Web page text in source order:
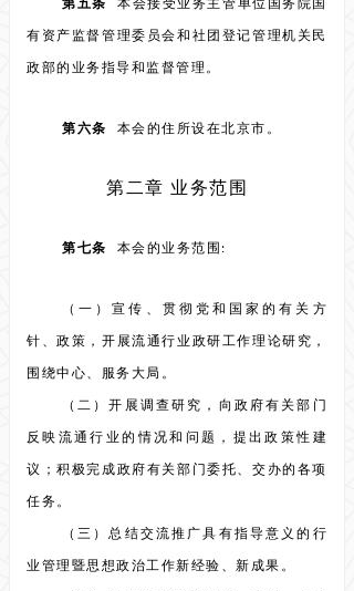
第五条 本会接受业务主管单位国务院国
有资产监督管理委员会和社团登记管理机关民
政部的业务指导和监督管理。
第六条 本会的住所设在北京市。
第二章 业务范围
第七条 本会的业务范围:
（一）宣传、贯彻党和国家的有关方
针、政策，开展流通行业政研工作理论研究，
围绕中心、服务大局。
（二）开展调查研究，向政府有关部门
反映流通行业的情况和问题，提出政策性建
议；积极完成政府有关部门委托、交办的各项
任务。
（三）总结交流推广具有指导意义的行
业管理暨思想政治工作新经验、新成果。